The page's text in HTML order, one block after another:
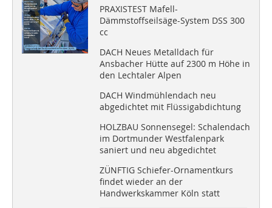
PRAXISTEST Mafell-
Dämmstoffseilsäge-System DSS 300
cc
DACH Neues Metalldach für
Ansbacher Hütte auf 2300 m Höhe in
den Lechtaler Alpen
DACH Windmühlendach neu
abgedichtet mit Flüssigabdichtung
HOLZBAU Sonnensegel: Schalendach
im Dortmunder Westfalenpark
saniert und neu abgedichtet
ZÜNFTIG Schiefer-Ornamentkurs
findet wieder an der
Handwerkskammer Köln statt